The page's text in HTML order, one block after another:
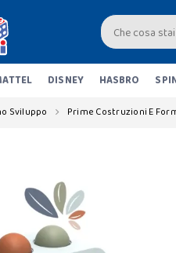
DISNEY HASBRO
Sviluppo Prime Costruzioni E